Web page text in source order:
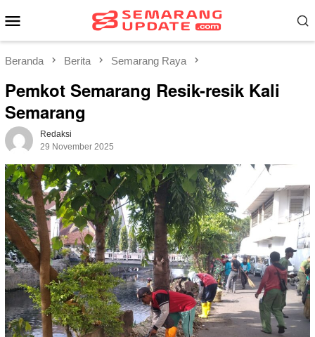
ke
Mobile
Beranda Berita Semarang Raya
Pemkot Semarang Resik-resik Kali
Semarang
Redaksi
29 November 2025